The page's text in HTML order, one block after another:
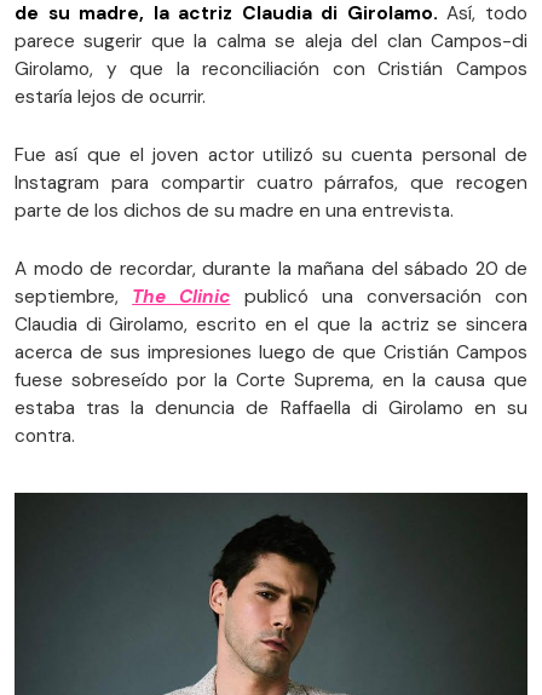
de su madre, la actriz Claudia di Girolamo. Así, todo
parece sugerir que la calma se aleja del clan Campos-di
Girolamo, y que la reconciliación con Cristián Campos
estaría lejos de ocurrir.
Fue así que el joven actor utilizó su cuenta personal de
Instagram para compartir cuatro párrafos, que recogen
parte de los dichos de su madre en una entrevista.
A modo de recordar, durante la mañana del sábado 20 de
septiembre, The Clinic publicó una conversación con
Claudia di Girolamo, escrito en el que la actriz se sincera
acerca de sus impresiones luego de que Cristián Campos
fuese sobreseído por la Corte Suprema, en la causa que
estaba tras la denuncia de Raffaella di Girolamo en su
contra.